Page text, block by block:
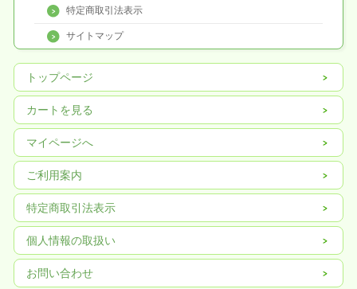
特定商取引法表示
サイトマップ
トップページ
カートを見る
マイページへ
ご利用案内
特定商取引法表示
個人情報の取扱い
お問い合わせ